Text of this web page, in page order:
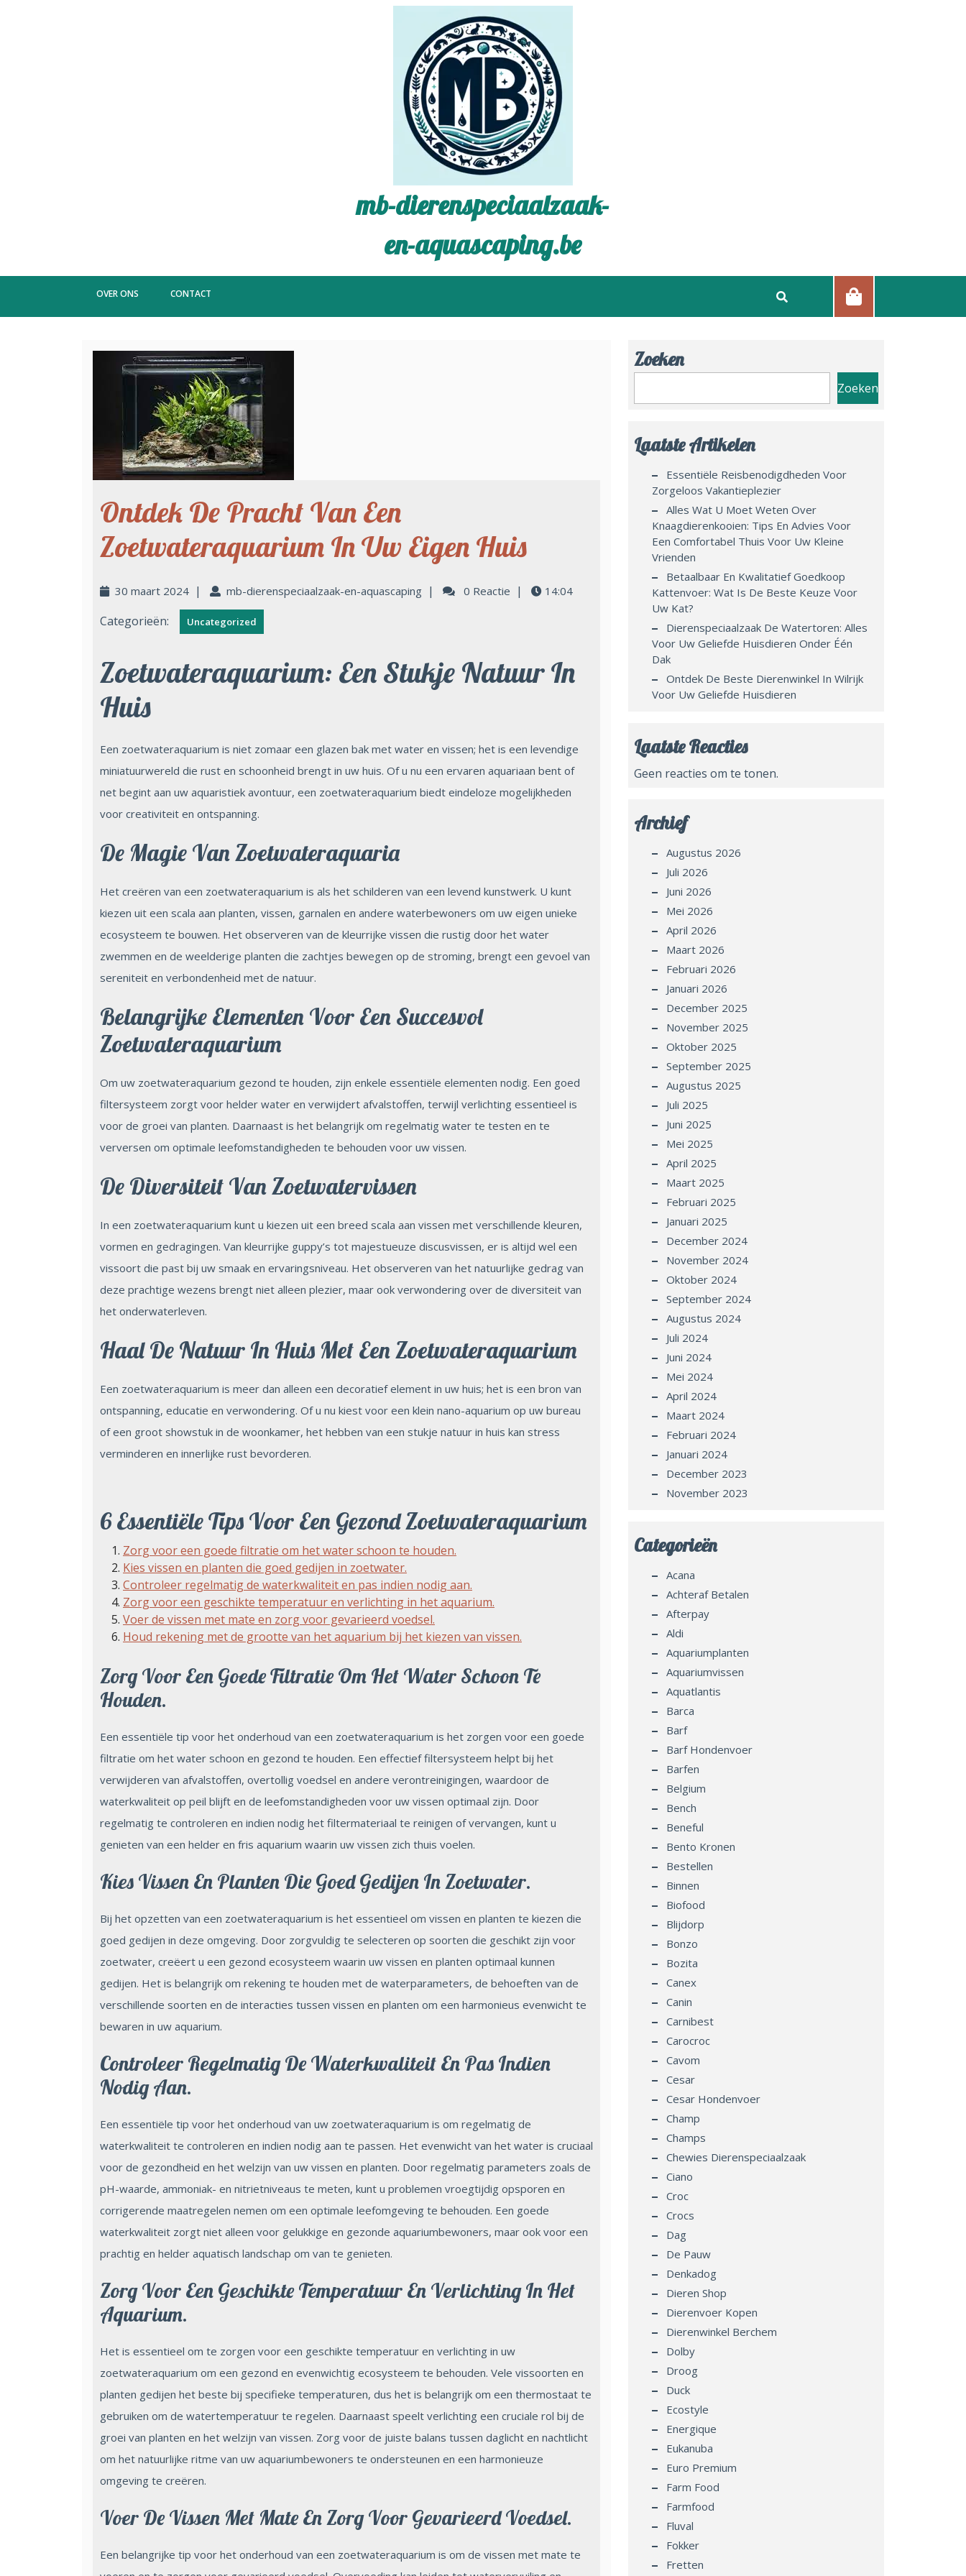
mb-dierenspeciaalzaak-
en-aquascaping.be
OVER ONS CONTACT
Ontdek De Pracht Van Een
Zoetwateraquarium In Uw Eigen Huis
30 maart 2024 | mb-dierenspeciaalzaak-en-aquascaping | 0 Reactie | 14:04
Categorieën: Uncategorized
Zoetwateraquarium: Een Stukje Natuur In
Huis
Een zoetwateraquarium is niet zomaar een glazen bak met water en vissen; het is een levendige
miniatuurwereld die rust en schoonheid brengt in uw huis. Of u nu een ervaren aquariaan bent of
net begint aan uw aquaristiek avontuur, een zoetwateraquarium biedt eindeloze mogelijkheden
voor creativiteit en ontspanning.
De Magie Van Zoetwateraquaria
Het creëren van een zoetwateraquarium is als het schilderen van een levend kunstwerk. U kunt
kiezen uit een scala aan planten, vissen, garnalen en andere waterbewoners om uw eigen unieke
ecosysteem te bouwen. Het observeren van de kleurrijke vissen die rustig door het water
zwemmen en de weelderige planten die zachtjes bewegen op de stroming, brengt een gevoel van
sereniteit en verbondenheid met de natuur.
Belangrijke Elementen Voor Een Succesvol
Zoetwateraquarium
Om uw zoetwateraquarium gezond te houden, zijn enkele essentiële elementen nodig. Een goed
filtersysteem zorgt voor helder water en verwijdert afvalstoffen, terwijl verlichting essentieel is
voor de groei van planten. Daarnaast is het belangrijk om regelmatig water te testen en te
verversen om optimale leefomstandigheden te behouden voor uw vissen.
De Diversiteit Van Zoetwatervissen
In een zoetwateraquarium kunt u kiezen uit een breed scala aan vissen met verschillende kleuren,
vormen en gedragingen. Van kleurrijke guppy’s tot majestueuze discusvissen, er is altijd wel een
vissoort die past bij uw smaak en ervaringsniveau. Het observeren van het natuurlijke gedrag van
deze prachtige wezens brengt niet alleen plezier, maar ook verwondering over de diversiteit van
het onderwaterleven.
Haal De Natuur In Huis Met Een Zoetwateraquarium
Een zoetwateraquarium is meer dan alleen een decoratief element in uw huis; het is een bron van
ontspanning, educatie en verwondering. Of u nu kiest voor een klein nano-aquarium op uw bureau
of een groot showstuk in de woonkamer, het hebben van een stukje natuur in huis kan stress
verminderen en innerlijke rust bevorderen.
6 Essentiële Tips Voor Een Gezond Zoetwateraquarium
Zorg voor een goede filtratie om het water schoon te houden.
Kies vissen en planten die goed gedijen in zoetwater.
Controleer regelmatig de waterkwaliteit en pas indien nodig aan.
Zorg voor een geschikte temperatuur en verlichting in het aquarium.
Voer de vissen met mate en zorg voor gevarieerd voedsel.
Houd rekening met de grootte van het aquarium bij het kiezen van vissen.
Zorg Voor Een Goede Filtratie Om Het Water Schoon Te
Houden.
Een essentiële tip voor het onderhoud van een zoetwateraquarium is het zorgen voor een goede
filtratie om het water schoon en gezond te houden. Een effectief filtersysteem helpt bij het
verwijderen van afvalstoffen, overtollig voedsel en andere verontreinigingen, waardoor de
waterkwaliteit op peil blijft en de leefomstandigheden voor uw vissen optimaal zijn. Door
regelmatig te controleren en indien nodig het filtermateriaal te reinigen of vervangen, kunt u
genieten van een helder en fris aquarium waarin uw vissen zich thuis voelen.
Kies Vissen En Planten Die Goed Gedijen In Zoetwater.
Bij het opzetten van een zoetwateraquarium is het essentieel om vissen en planten te kiezen die
goed gedijen in deze omgeving. Door zorgvuldig te selecteren op soorten die geschikt zijn voor
zoetwater, creëert u een gezond ecosysteem waarin uw vissen en planten optimaal kunnen
gedijen. Het is belangrijk om rekening te houden met de waterparameters, de behoeften van de
verschillende soorten en de interacties tussen vissen en planten om een harmonieus evenwicht te
bewaren in uw aquarium.
Controleer Regelmatig De Waterkwaliteit En Pas Indien
Nodig Aan.
Een essentiële tip voor het onderhoud van uw zoetwateraquarium is om regelmatig de
waterkwaliteit te controleren en indien nodig aan te passen. Het evenwicht van het water is cruciaal
voor de gezondheid en het welzijn van uw vissen en planten. Door regelmatig parameters zoals de
pH-waarde, ammoniak- en nitrietniveaus te meten, kunt u problemen vroegtijdig opsporen en
corrigerende maatregelen nemen om een optimale leefomgeving te behouden. Een goede
waterkwaliteit zorgt niet alleen voor gelukkige en gezonde aquariumbewoners, maar ook voor een
prachtig en helder aquatisch landschap om van te genieten.
Zorg Voor Een Geschikte Temperatuur En Verlichting In Het
Aquarium.
Het is essentieel om te zorgen voor een geschikte temperatuur en verlichting in uw
zoetwateraquarium om een gezond en evenwichtig ecosysteem te behouden. Vele vissoorten en
planten gedijen het beste bij specifieke temperaturen, dus het is belangrijk om een thermostaat te
gebruiken om de watertemperatuur te regelen. Daarnaast speelt verlichting een cruciale rol bij de
groei van planten en het welzijn van vissen. Zorg voor de juiste balans tussen daglicht en nachtlicht
om het natuurlijke ritme van uw aquariumbewoners te ondersteunen en een harmonieuze
omgeving te creëren.
Voer De Vissen Met Mate En Zorg Voor Gevarieerd Voedsel.
Een belangrijke tip voor het onderhoud van een zoetwateraquarium is om de vissen met mate te
Zoeken
Zoeken
Laatste Artikelen
Essentiële Reisbenodigdheden Voor
Zorgeloos Vakantieplezier
Alles Wat U Moet Weten Over
Knaagdierenkooien: Tips En Advies Voor
Een Comfortabel Thuis Voor Uw Kleine
Vrienden
Betaalbaar En Kwalitatief Goedkoop
Kattenvoer: Wat Is De Beste Keuze Voor
Uw Kat?
Dierenspeciaalzaak De Watertoren: Alles
Voor Uw Geliefde Huisdieren Onder Één
Dak
Ontdek De Beste Dierenwinkel In Wilrijk
Voor Uw Geliefde Huisdieren
Laatste Reacties
Geen reacties om te tonen.
Archief
Augustus 2026
Juli 2026
Juni 2026
Mei 2026
April 2026
Maart 2026
Februari 2026
Januari 2026
December 2025
November 2025
Oktober 2025
September 2025
Augustus 2025
Juli 2025
Juni 2025
Mei 2025
April 2025
Maart 2025
Februari 2025
Januari 2025
December 2024
November 2024
Oktober 2024
September 2024
Augustus 2024
Juli 2024
Juni 2024
Mei 2024
April 2024
Maart 2024
Februari 2024
Januari 2024
December 2023
November 2023
Categorieën
Acana
Achteraf Betalen
Afterpay
Aldi
Aquariumplanten
Aquariumvissen
Aquatlantis
Barca
Barf
Barf Hondenvoer
Barfen
Belgium
Bench
Beneful
Bento Kronen
Bestellen
Binnen
Biofood
Blijdorp
Bonzo
Bozita
Canex
Canin
Carnibest
Carocroc
Cavom
Cesar
Cesar Hondenvoer
Champ
Champs
Chewies Dierenspeciaalzaak
Ciano
Croc
Crocs
Dag
De Pauw
Denkadog
Dieren Shop
Dierenvoer Kopen
Dierenwinkel Berchem
Dolby
Droog
Duck
Ecostyle
Energique
Eukanuba
Euro Premium
Farm Food
Farmfood
Fluval
Fokker
Fretten